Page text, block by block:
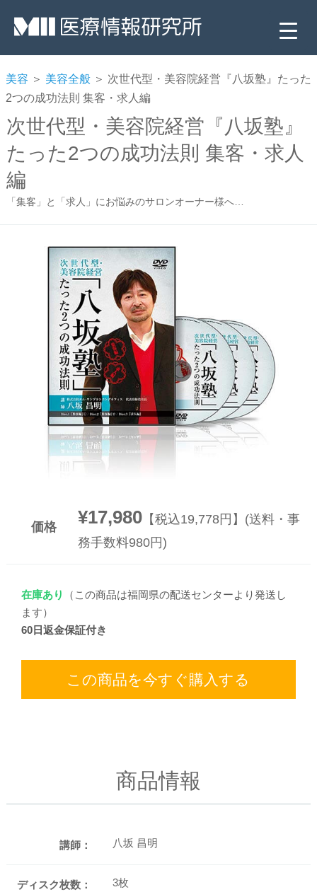
美容 ＞ 美容全般 ＞ 次世代型・美容院経営『八坂塾』たった
2つの成功法則 集客・求人編
次世代型・美容院経営『八坂塾』
たった2つの成功法則 集客・求人
編
「集客」と「求人」にお悩みのサロンオーナー様へ…
価格 ¥17,980【税込19,778円】(送料・事
務手数料980円)
在庫あり
（この商品は福岡県の配送センターより発送し
ます）
60日返金保証付き
この商品を今すぐ購入する
商品情報
講師： 八坂 昌明
ディスク枚数： 3枚